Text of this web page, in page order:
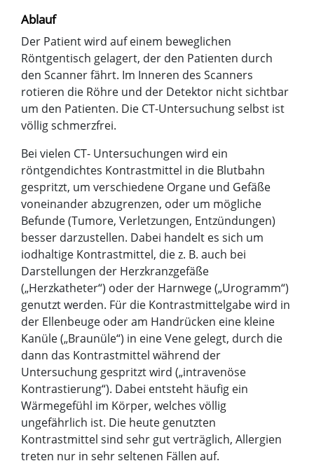
Ablauf
Der Patient wird auf einem beweglichen
Röntgentisch gelagert, der den Patienten durch
den Scanner fährt. Im Inneren des Scanners
rotieren die Röhre und der Detektor nicht sichtbar
um den Patienten. Die CT-Untersuchung selbst ist
völlig schmerzfrei.
Bei vielen CT- Untersuchungen wird ein
röntgendichtes Kontrastmittel in die Blutbahn
gespritzt, um verschiedene Organe und Gefäße
voneinander abzugrenzen, oder um mögliche
Befunde (Tumore, Verletzungen, Entzündungen)
besser darzustellen. Dabei handelt es sich um
iodhaltige Kontrastmittel, die z. B. auch bei
Darstellungen der Herzkranzgefäße
(„Herzkatheter“) oder der Harnwege („Urogramm“)
genutzt werden. Für die Kontrastmittelgabe wird in
der Ellenbeuge oder am Handrücken eine kleine
Kanüle („Braunüle“) in eine Vene gelegt, durch die
dann das Kontrastmittel während der
Untersuchung gespritzt wird („intravenöse
Kontrastierung“). Dabei entsteht häufig ein
Wärmegefühl im Körper, welches völlig
ungefährlich ist. Die heute genutzten
Kontrastmittel sind sehr gut verträglich, Allergien
treten nur in sehr seltenen Fällen auf.